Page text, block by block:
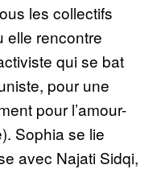
les collectifs
elle rencontre
qui se bat
pour une
pour l’amour-
Sophia se lie
avec Najati Sidqi,